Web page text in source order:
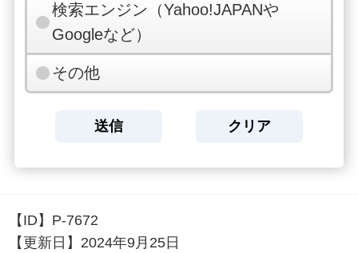
検索エンジン（Yahoo!JAPANや
Googleなど）
その他
【ID】 P-7672
【更新日】 2024年9月25日